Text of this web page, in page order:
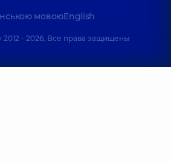
мовоюEnglish
- 2026. Все права защищены